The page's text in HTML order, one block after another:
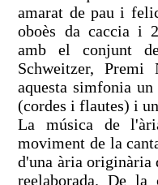
amarat de pau i
oboès da caccia i
amb el conjunt
Schweitzer,
aquesta simfonia
(cordes i flautes) i
La música de
moviment de la
d'una ària originària
reelaborada. De la